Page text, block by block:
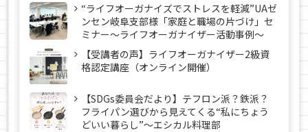
“ライフオーガナイズでストレスを軽減”UAゼ
ンセン岐阜支部様「家庭と職場の片づけ」セ
ミナー～ライフオーガナイザー活動事例〜
【受講者の声】ライフオーガナイザー2級資
格認定講座（オンライン開催）
【SDGs委員会だより】テフロン派？鉄派？
フライパン選びから見えてくる“私にちょう
どいい暮らし”～エシカル料理部